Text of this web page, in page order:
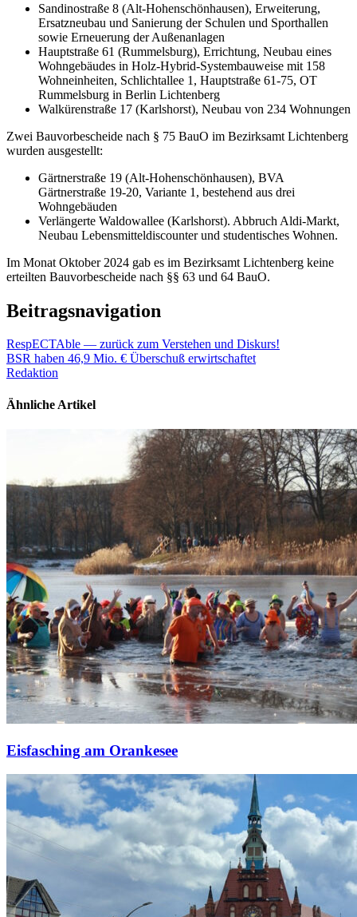
Sandinostraße 8 (Alt-Hohenschönhausen), Erweiterung,
Ersatzneubau und Sanierung der Schulen und Sporthallen
sowie Erneuerung der Außenanlagen
Hauptstraße 61 (Rummelsburg), Errichtung, Neubau eines
Wohngebäudes in Holz-Hybrid-Systembauweise mit 158
Wohneinheiten, Schlichtallee 1, Hauptstraße 61-75, OT
Rummelsburg in Berlin Lichtenberg
Walkürenstraße 17 (Karlshorst), Neubau von 234 Wohnungen
Zwei Bauvorbescheide nach § 75 BauO im Bezirksamt Lichtenberg
wurden ausgestellt:
Gärtnerstraße 19 (Alt-Hohenschönhausen), BVA
Gärtnerstraße 19-20, Variante 1, bestehend aus drei
Wohngebäuden
Verlängerte Waldowallee (Karlshorst). Abbruch Aldi-Markt,
Neubau Lebensmitteldiscounter und studentisches Wohnen.
Im Monat Oktober 2024 gab es im Bezirksamt Lichtenberg keine
erteilten Bauvorbescheide nach §§ 63 und 64 BauO.
Beitragsnavigation
RespECTAble — zurück zum Verstehen und Diskurs!
BSR haben 46,9 Mio. € Überschuß erwirtschaftet
Redaktion
Ähnliche Artikel
Eisfasching am Orankesee